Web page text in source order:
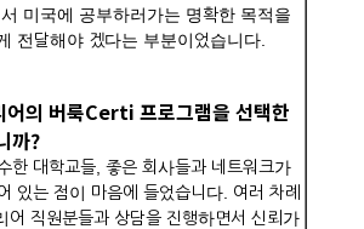
미국에 공부하러가는 명확한 목적을
전달해야 겠다는 부분이었습니다.
어의 버룩Certi 프로그램을 선택한
까?
한 대학교들, 좋은 회사들과 네트워크가
있는 점이 마음에 들었습니다. 여러 차례
어 직원분들과 상담을 진행하면서 신뢰가